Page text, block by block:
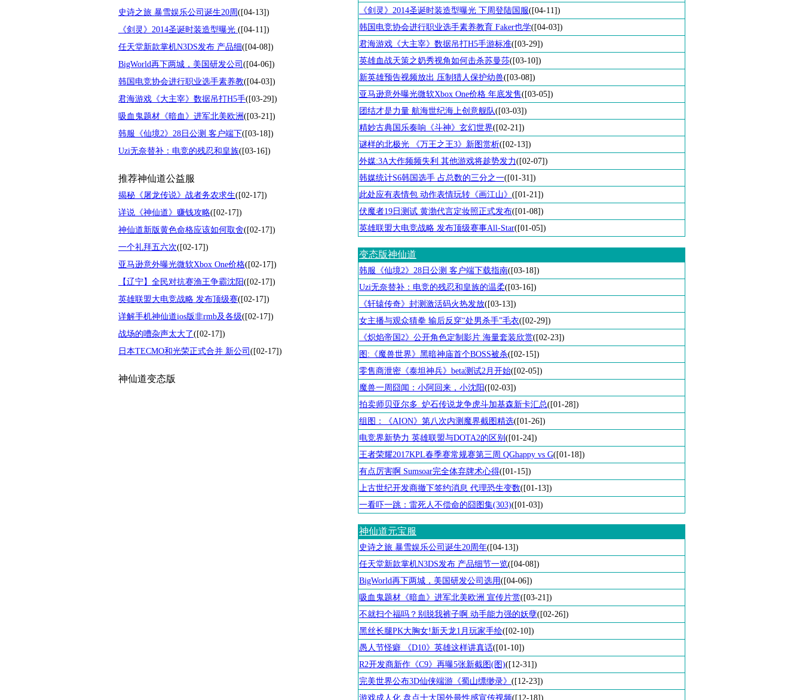
史诗之旅 暴雪娱乐公司诞生20周 ([04-13])
《剑灵》2014圣诞时装造型曝光 ([04-11])
任天堂新款掌机N3DS发布 产品细([04-08])
BigWorld再下两城，美国研发公司 ([04-06])
韩国电竞协会进行职业选手素养教([04-03])
君海游戏《大主宰》数据吊打H5手([03-29])
吸血鬼题材《暗血》进军北美欧洲([03-21])
韩服《仙境2》28日公测 客户端下([03-18])
Uzi无奈替补：电竞的残忍和皇族([03-16])
推荐神仙道公益服
揭秘《屠龙传说》战者务农求生([02-17])
详说《神仙道》赚钱攻略([02-17])
神仙道新版黄色命格应该如何取舍([02-17])
一个礼拜五六次([02-17])
亚马逊意外曝光微软Xbox One价格([02-17])
【辽宁】全民对抗赛渔王争霸沈阳([02-17])
英雄联盟大电竞战略 发布顶级赛([02-17])
详解手机神仙道ios版非rmb及各级([02-17])
战场的嘈杂声太大了([02-17])
日本TECMO和光荣正式合并 新公司 ([02-17])
神仙道变态版
《剑灵》2014圣诞时装造型曝光 下周登陆国服([04-11])
韩国电竞协会进行职业选手素养教育 Faker也学([04-03])
君海游戏《大主宰》数据吊打H5手游标准([03-29])
英雄血战天策之奶秀视角如何击杀苏曼莎([03-10])
新英雄预告视频放出 压制猎人保护幼兽([03-08])
亚马逊意外曝光微软Xbox One价格 年底发售([03-05])
团结才是力量 航海世纪海上创意舰队([03-03])
精妙古典国乐奏响《斗神》玄幻世界([02-21])
谜样的北极光 《万王之王3》新图赏析([02-13])
外媒:3A大作频频失利 其他游戏将趁势发力([02-07])
韩媒统计S6韩国选手 占总数的三分之一([01-31])
此处应有表情包 动作表情玩转《画江山》 ([01-21])
伏魔者19日测试 黄渤代言定妆照正式发布([01-08])
英雄联盟大电竞战略 发布顶级赛事All-Star([01-05])
变态版神仙道
韩服《仙境2》28日公测 客户端下载指南([03-18])
Uzi无奈替补：电竞的残忍和皇族的温柔([03-16])
《轩辕传奇》封测激活码火热发放([03-13])
女主播与观众猜拳 输后反穿“处男杀手”毛衣([02-29])
《炽焰帝国2》公开角色定制影片 海量套装欣赏([02-23])
图:《魔兽世界》黑暗神庙首个BOSS被杀([02-15])
零售商泄密《泰坦神兵》beta测试2月开始([02-05])
魔兽一周囧闻：小阿回来，小沈阳([02-03])
拍卖师贝亚尔多_炉石传说龙争虎斗加基森新卡汇总([01-28])
组图：《AION》第八次内测魔界截图精选([01-26])
电竞界新势力 英雄联盟与DOTA2的区别 ([01-24])
王者荣耀2017KPL春季赛常规赛第三周 QGhappy vs G([01-18])
有点厉害啊 Sumsoar完全体弃牌术心得([01-15])
上古世纪开发商撤下签约消息 代理恐生变数([01-13])
一看吓一跳：雷死人不偿命的囧图集(303)([01-03])
神仙道元宝服
史诗之旅 暴雪娱乐公司诞生20周年([04-13])
任天堂新款掌机N3DS发布 产品细节一览([04-08])
BigWorld再下两城，美国研发公司选用([04-06])
吸血鬼题材《暗血》进军北美欧洲 宣传片赏([03-21])
不就扫个福吗？别脱我裤子啊 动手能力强的妖孽([02-26])
黑丝长腿PK大胸女!新天龙1月玩家手绘([02-10])
愚人节怪癖 《D10》英雄这样讲真话([01-10])
R2开发商新作《C9》再曝5张新截图(图)([12-31])
完美世界公布3D仙侠端游《蜀山缥缈录》 ([12-23])
游戏成人化 盘点十大国外最性感宣传视频([12-18])